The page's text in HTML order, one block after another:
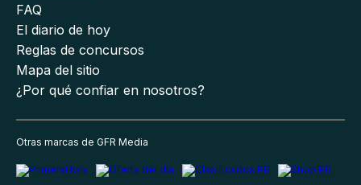
FAQ
El diario de hoy
Reglas de concursos
Mapa del sitio
¿Por qué confiar en nosotros?
Otras marcas de GFR Media